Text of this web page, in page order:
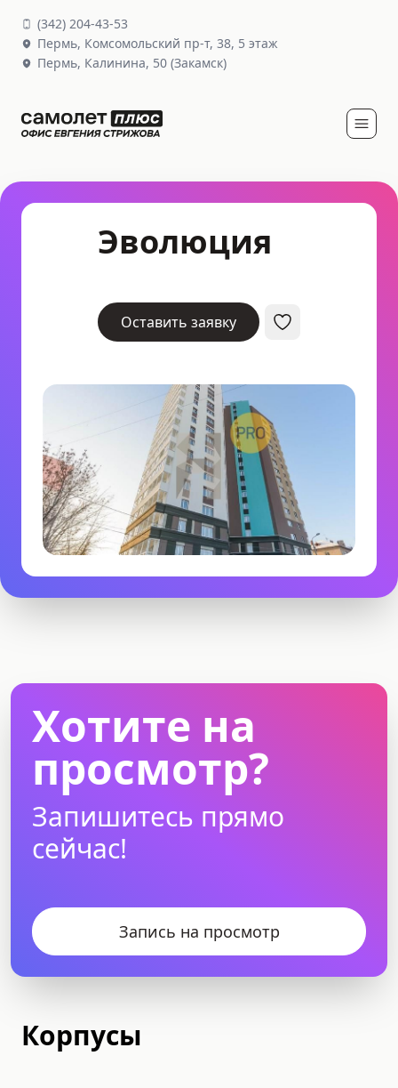
(342) 204-43-53
Пермь, Комсомольский пр-т, 38, 5 этаж
Пермь, Калинина, 50 (Закамск)
Эволюция
Оставить заявку
Хотите на
просмотр?
Запишитесь прямо
сейчас!
Запись на просмотр
Корпусы